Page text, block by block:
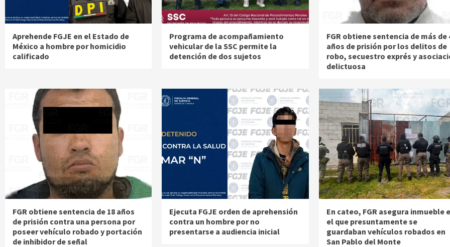
Aprehende FGJE en el Estado de
México a hombre por homicidio
calificado
Programa de acompañamiento
vehicular de la SSC permite la
detención de dos sujetos
FGR obtiene sentencia de más de
años de prisión por los delitos de
robo, secuestro exprés y
delictuosa
FGR obtiene sentencia de 18 años
de prisión contra una persona por
poseer vehículo robado y portación
de inhibidor de señal
Ejecuta FGJE orden de aprehensión
contra un hombre por no
presentarse a audiencia inicial
En cateo, FGR asegura inmueble
el que presuntamente se
guardaban vehículos robados en
San Pablo del Monte